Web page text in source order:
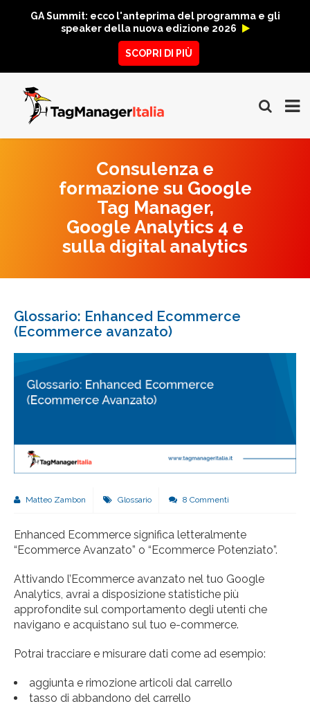
GA Summit: ecco l'anteprima del programma e gli
speaker della nuova edizione 2026
SCOPRI DI PIÙ
Consulenza e
formazione su Google
Tag Manager,
Google Analytics 4 e
sulla digital analytics
Glossario: Enhanced Ecommerce
(Ecommerce avanzato)
Matteo Zambon Glossario 8 Commenti
Enhanced Ecommerce significa letteralmente
“Ecommerce Avanzato” o “Ecommerce Potenziato”.
Attivando l’Ecommerce avanzato nel tuo Google
Analytics, avrai a disposizione statistiche più
approfondite sul comportamento degli utenti che
navigano e acquistano sul tuo e-commerce.
Potrai tracciare e misurare dati come ad esempio:
aggiunta e rimozione articoli dal carrello
tasso di abbandono del carrello